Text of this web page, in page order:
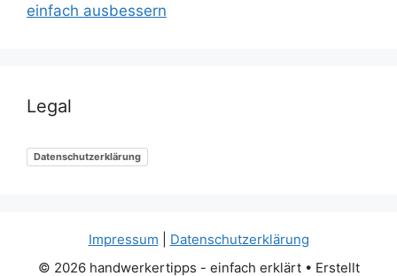
einfach ausbessern
Legal
Datenschutzerklärung
Impressum
Datenschutzerklärung
© 2026 handwerkertipps - einfach erklärt• Erstellt